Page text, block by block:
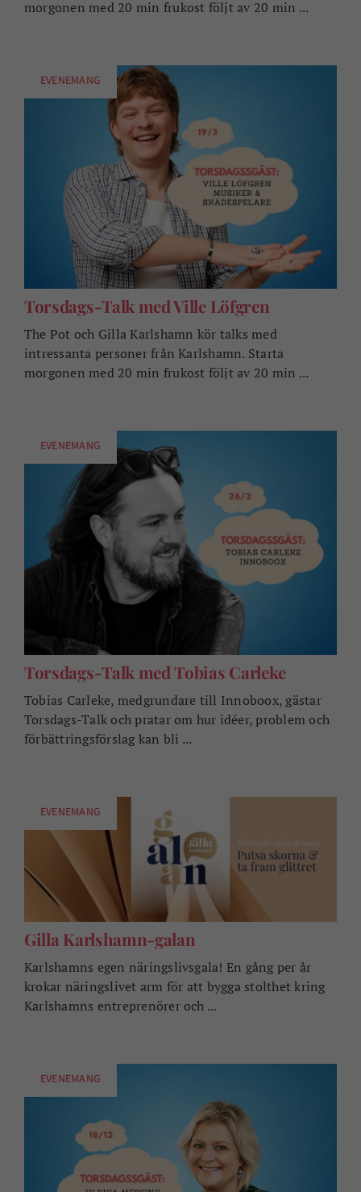
morgonen med 20 min frukost följt av 20 min ...
EVENEMANG
Torsdags-Talk med Ville Löfgren
The Pot och Gilla Karlshamn kör talks med
intressanta personer från Karlshamn. Starta
morgonen med 20 min frukost följt av 20 min ...
EVENEMANG
Torsdags-Talk med Tobias Carleke
Tobias Carleke, medgrundare till Innoboox, gästar
Torsdags-Talk och pratar om hur idéer, problem och
förbättringsförslag kan bli ...
EVENEMANG
Gilla Karlshamn-galan
Karlshamns egen näringslivsgala! En gång per år
krokar näringslivet arm för att bygga stolthet kring
Karlshamns entreprenörer och ...
EVENEMANG